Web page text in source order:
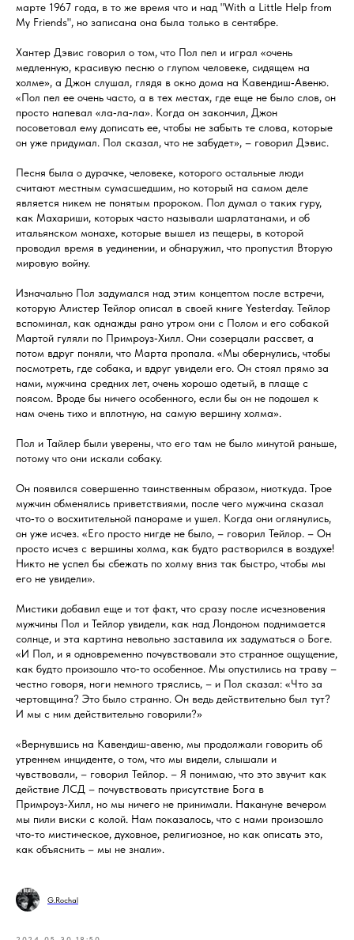
марте 1967 года, в то же время что и над "With a Little Help from
My Friends", но записана она была только в сентябре.
Хантер Дэвис говорил о том, что Пол пел и играл «очень
медленную, красивую песню о глупом человеке, сидящем на
холме», а Джон слушал, глядя в окно дома на Кавендиш‑Авеню.
«Пол пел ее очень часто, а в тех местах, где еще не было слов, он
просто напевал «ла‑ла‑ла». Когда он закончил, Джон
посоветовал ему дописать ее, чтобы не забыть те слова, которые
он уже придумал. Пол сказал, что не забудет», – говорил Дэвис.
Песня была о дурачке, человеке, которого остальные люди
считают местным сумасшедшим, но который на самом деле
является никем не понятым пророком. Пол думал о таких гуру,
как Махариши, которых часто называли шарлатанами, и об
итальянском монахе, которые вышел из пещеры, в которой
проводил время в уединении, и обнаружил, что пропустил Вторую
мировую войну.
Изначально Пол задумался над этим концептом после встречи,
которую Алистер Тейлор описал в своей книге Yesterday. Тейлор
вспоминал, как однажды рано утром они с Полом и его собакой
Мартой гуляли по Примроуз‑Хилл. Они созерцали рассвет, а
потом вдруг поняли, что Марта пропала. «Мы обернулись, чтобы
посмотреть, где собака, и вдруг увидели его. Он стоял прямо за
нами, мужчина средних лет, очень хорошо одетый, в плаще с
поясом. Вроде бы ничего особенного, если бы он не подошел к
нам очень тихо и вплотную, на самую вершину холма».
Пол и Тайлер были уверены, что его там не было минутой раньше,
потому что они искали собаку.
Он появился совершенно таинственным образом, ниоткуда. Трое
мужчин обменялись приветствиями, после чего мужчина сказал
что‑то о восхитительной панораме и ушел. Когда они оглянулись,
он уже исчез. «Его просто нигде не было, – говорил Тейлор. – Он
просто исчез с вершины холма, как будто растворился в воздухе!
Никто не успел бы сбежать по холму вниз так быстро, чтобы мы
его не увидели».
Мистики добавил еще и тот факт, что сразу после исчезновения
мужчины Пол и Тейлор увидели, как над Лондоном поднимается
солнце, и эта картина невольно заставила их задуматься о Боге.
«И Пол, и я одновременно почувствовали это странное ощущение,
как будто произошло что‑то особенное. Мы опустились на траву –
честно говоря, ноги немного тряслись, – и Пол сказал: «Что за
чертовщина? Это было странно. Он ведь действительно был тут?
И мы с ним действительно говорили?»
«Вернувшись на Кавендиш‑авеню, мы продолжали говорить об
утреннем инциденте, о том, что мы видели, слышали и
чувствовали, – говорил Тейлор. – Я понимаю, что это звучит как
действие ЛСД – почувствовать присутствие Бога в
Примроуз‑Хилл, но мы ничего не принимали. Накануне вечером
мы пили виски с колой. Нам показалось, что с нами произошло
что‑то мистическое, духовное, религиозное, но как описать это,
как объяснить – мы не знали».
G.Rochal